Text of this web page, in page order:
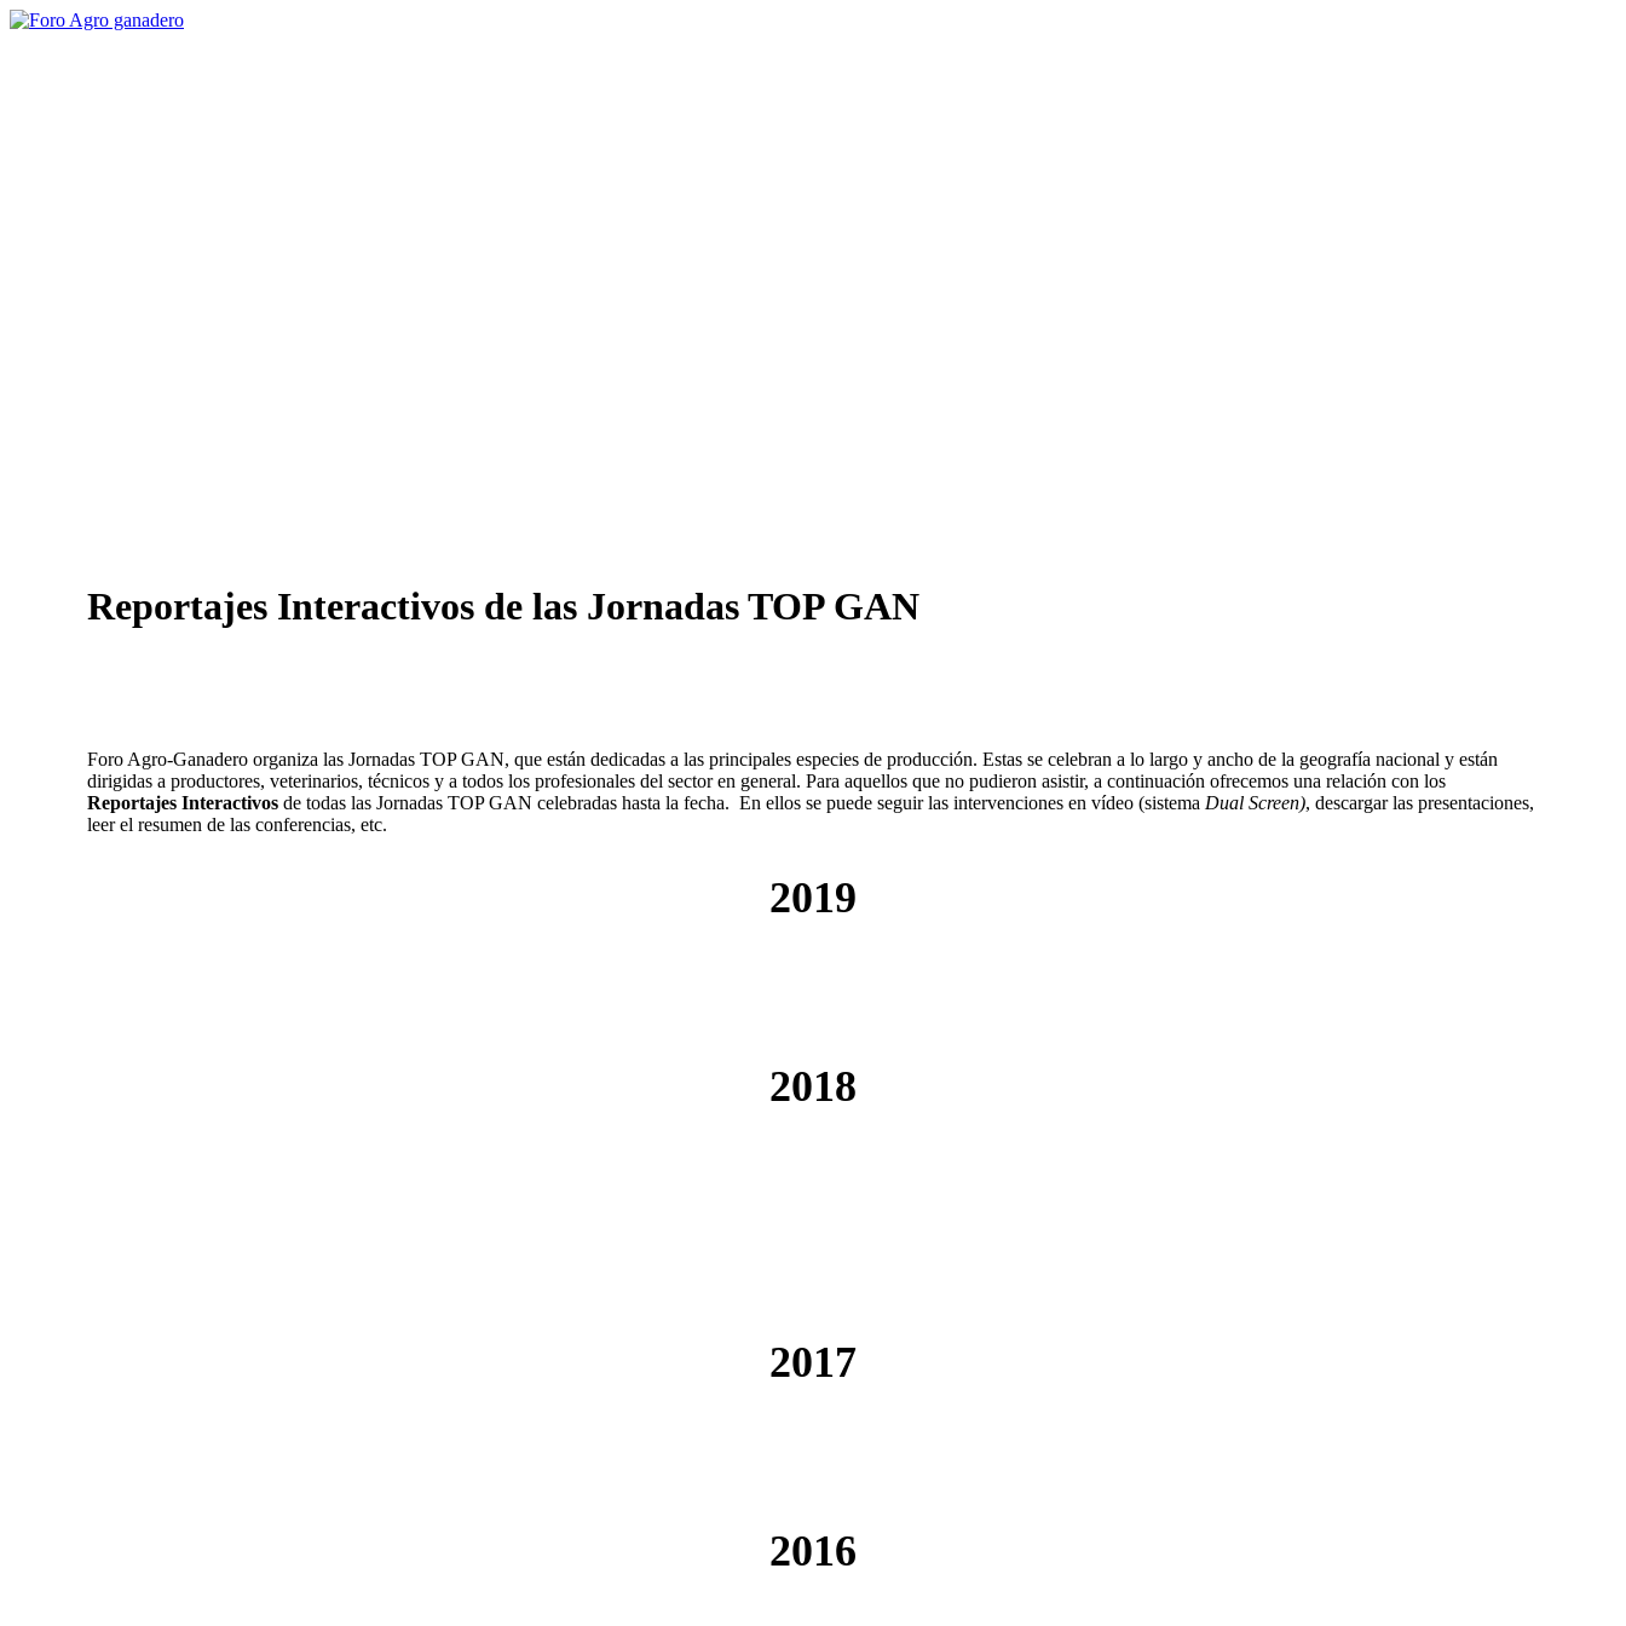
Reportajes Interactivos de las Jornadas TOP GAN
Foro Agro-Ganadero organiza las Jornadas TOP GAN, que están dedicadas a las principales especies de producción. Estas se celebran a lo largo y ancho de la geografía nacional y están
dirigidas a productores, veterinarios, técnicos y a todos los profesionales del sector en general. Para aquellos que no pudieron asistir, a continuación ofrecemos una relación con los
Reportajes Interactivos de todas las Jornadas TOP GAN celebradas hasta la fecha. En ellos se puede seguir las intervenciones en vídeo (sistema Dual Screen), descargar las presentaciones,
leer el resumen de las conferencias, etc.
2019
2018
2017
2016